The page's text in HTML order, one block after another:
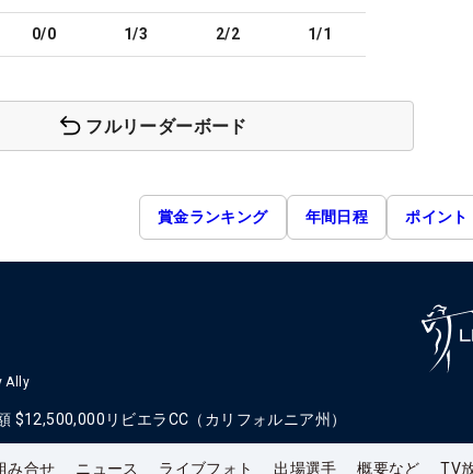
0/0 1/3 2/2 1/1
フルリーダーボード
賞金ランキング 年間日程 ポイント
Ally
$12,500,000 リビエラCC（カリフォルニア州）
み合せ ニュース ライブフォト 出場選手 概要など TV